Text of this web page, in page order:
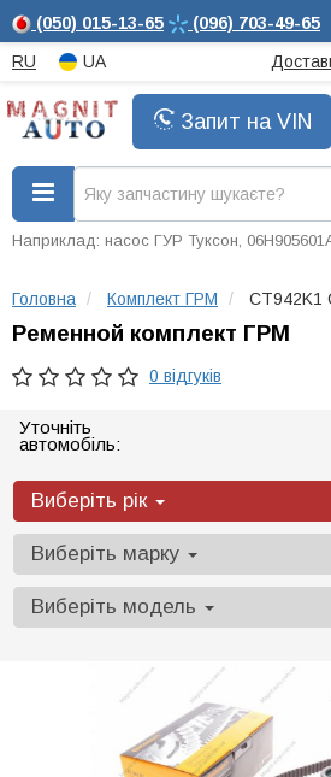
(050) 015-13-65 (096) 703-49-65
RU UA
Запит на VIN
Наприклад: насос ГУР Туксон,
Головна Комплект ГРМ CT942K1
Ременной комплект ГРМ
0 відгуків
Уточніть
автомобіль:
Виберіть рік
Виберіть марку
Виберіть модель